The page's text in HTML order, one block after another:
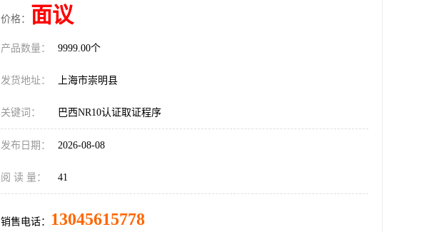
价格： 面议
产品数量： 9999.00个
发货地址： 上海市崇明县
关键词： 巴西NR10认证取证程序
发布日期： 2026-08-08
阅 读 量： 41
销售电话： 13045615778